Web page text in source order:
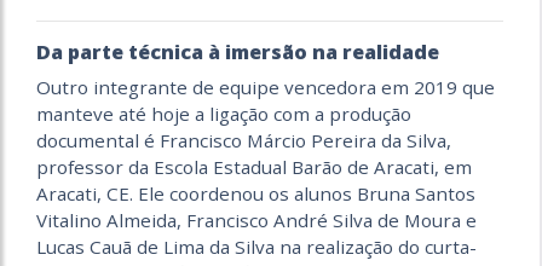
Da parte técnica à imersão na realidade
Outro integrante de equipe vencedora em 2019 que
manteve até hoje a ligação com a produção
documental é Francisco Márcio Pereira da Silva,
professor da Escola Estadual Barão de Aracati, em
Aracati, CE. Ele coordenou os alunos Bruna Santos
Vitalino Almeida, Francisco André Silva de Moura e
Lucas Cauã de Lima da Silva na realização do curta-